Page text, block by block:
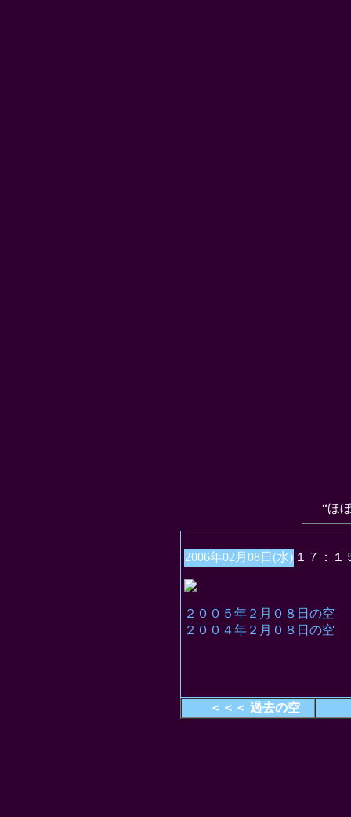
“ほ
2006年02月08日(水) １７：１
２００５年２月０８日の空
２００４年２月０８日の空
＜＜＜ 過去の空